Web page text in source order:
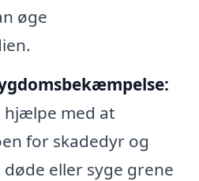
øge
med at
for skadedyr og
eller syge grene